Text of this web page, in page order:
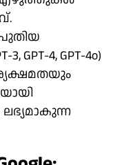
GPT-4, GPT-4o)
ലഭ്യമാകുന്ന